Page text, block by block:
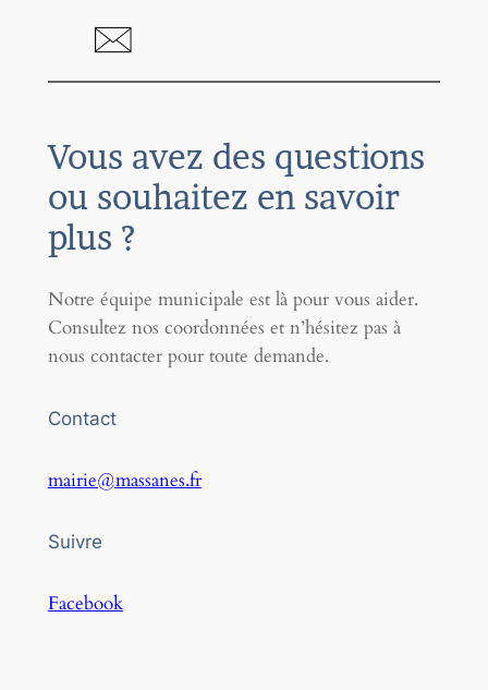
Vous avez des questions
ou souhaitez en savoir
plus ?
Notre équipe municipale est là pour vous aider.
Consultez nos coordonnées et n’hésitez pas à
nous contacter pour toute demande.
Contact
mairie@massanes.fr
Suivre
Facebook